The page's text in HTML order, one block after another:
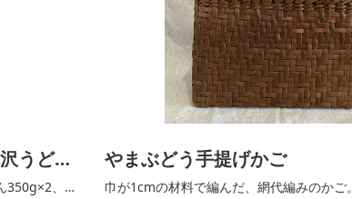
うどん
350g×2、濃
やまぶどう手提げかご
巾が1cmの材料で編んだ、網代編みのかご。